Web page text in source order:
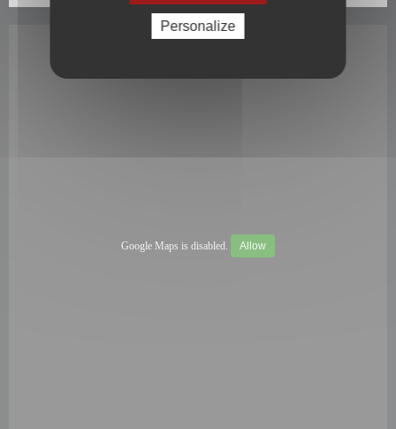
Google Maps is disabled. Allow
Personalize